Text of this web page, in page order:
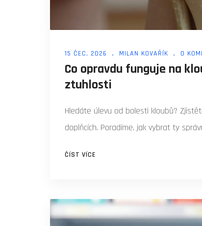
15 ČEC, 2026 MILAN KOVAŘÍK 0
Co opravdu funguje na
ztuhlosti
Hledáte úlevu od bolesti kloubů?
doplňcích. Poradíme, jak vybrat ty
ČÍST VÍCE